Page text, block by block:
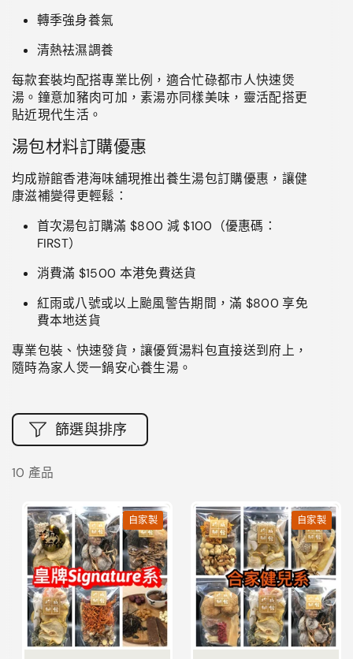
轉季強身養氣
清熱袪濕調養
每款套裝均配搭專業比例，適合忙碌都市人快速煲
湯。鐘意加豬肉可加，素湯亦同樣美味，靈活配搭更
貼近現代生活。
湯包材料訂購優惠
均成辦館香港海味舖現推出養生湯包訂購優惠，讓健
康滋補變得更輕鬆：
首次湯包訂購滿 $800 減$100 （優惠碼：
FIRST）
消費滿 $1500 本港免費送貨
紅雨或八號或以上颱風警告期間，滿 $800享免
費本地送貨
專業包裝、快速發貨，讓優質湯料包直接送到府上，
隨時為家人煲一鍋安心養生湯。
10 產品
篩選與排序
自家製 自家製